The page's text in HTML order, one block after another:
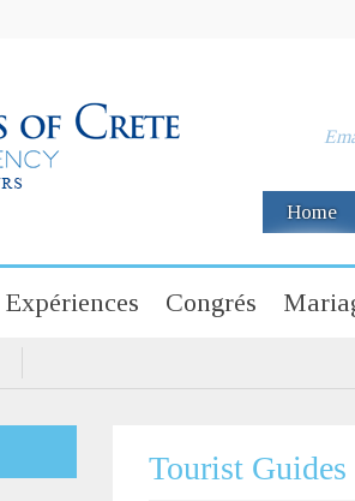
Home
Expériences Congrés
Tourist Guides